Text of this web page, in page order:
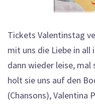
Tickets Valentinstag
mit uns die Liebe in
dann wieder leise, mal
holt sie uns auf den
(Chansons), Valentina